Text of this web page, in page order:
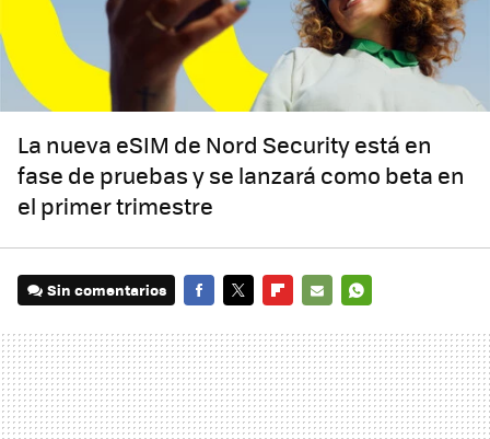
La nueva eSIM de Nord Security está en
fase de pruebas y se lanzará como beta en
el primer trimestre
Sin comentarios
MAIL